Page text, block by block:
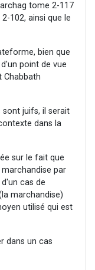
tome 2-117
102, ainsi que le
bien que
point de vue
Chabbath
juifs, il serait
dans la
sur le fait que
par
cas de
marchandise)
utilisé qui est
dans un cas